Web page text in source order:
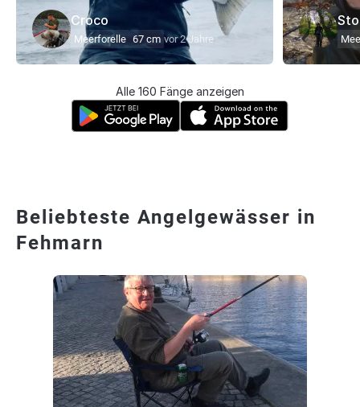
Croco
Meerforelle 67 cm vor 2 Jahre
Alle 160 Fänge anzeigen
Beliebteste Angelgewässer in
Fehmarn